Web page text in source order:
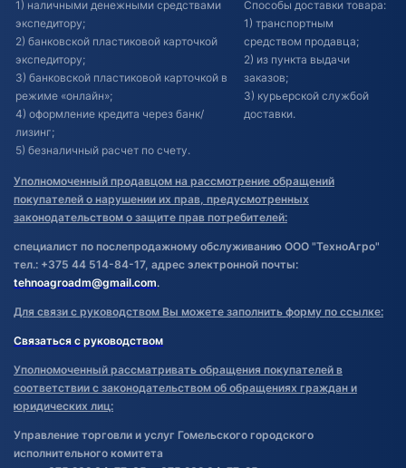
1) наличными денежными средствами
экспедитору;
2) банковской пластиковой карточкой
экспедитору;
3) банковской пластиковой карточкой в
режиме «онлайн»;
4) оформление кредита через банк/
лизинг;
5) безналичный расчет по счету.
Способы доставки товара:
1) транспортным
средством продавца;
2) из пункта выдачи
заказов;
3) курьерской службой
доставки.
Уполномоченный продавцом на рассмотрение обращений
покупателей о нарушении их прав, предусмотренных
законодательством о защите прав потребителей:
специалист по послепродажному обслуживанию ООО "ТехноАгро"
тел.: +375 44 514-84-17, адрес электронной почты:
tehnoagroadm@gmail.com.
Для связи с руководством Вы можете заполнить форму по ссылке:
Связаться с руководством
Уполномоченный рассматривать обращения покупателей в
соответствии с законодательством об обращениях граждан и
юридических лиц:
Управление торговли и услуг Гомельского городского
исполнительного комитета